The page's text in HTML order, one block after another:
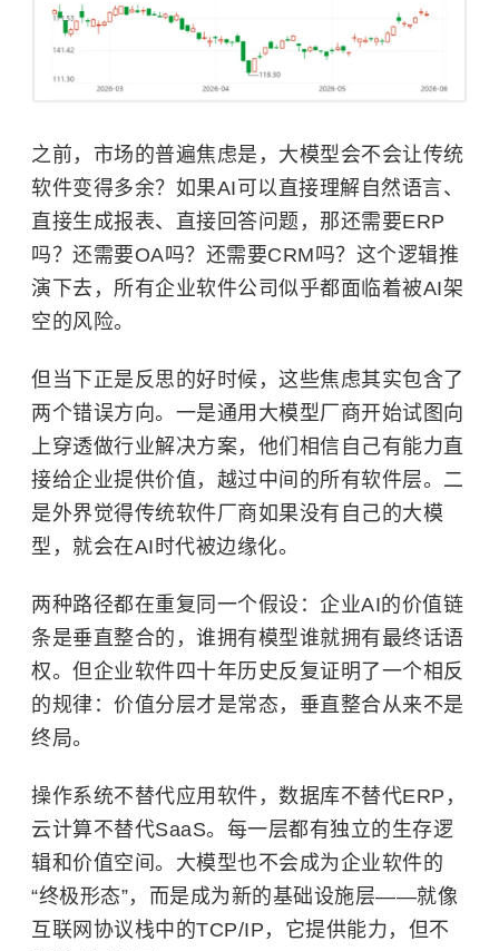
之前，市场的普遍焦虑是，大模型会不会让传统
软件变得多余？如果AI可以直接理解自然语言、
直接生成报表、直接回答问题，那还需要ERP
吗？还需要OA吗？还需要CRM吗？这个逻辑推
演下去，所有企业软件公司似乎都面临着被AI架
空的风险。
但当下正是反思的好时候，这些焦虑其实包含了
两个错误方向。一是通用大模型厂商开始试图向
上穿透做行业解决方案，他们相信自己有能力直
接给企业提供价值，越过中间的所有软件层。二
是外界觉得传统软件厂商如果没有自己的大模
型，就会在AI时代被边缘化。
两种路径都在重复同一个假设：企业AI的价值链
条是垂直整合的，谁拥有模型谁就拥有最终话语
权。但企业软件四十年历史反复证明了一个相反
的规律：价值分层才是常态，垂直整合从来不是
终局。
操作系统不替代应用软件，数据库不替代ERP，
云计算不替代SaaS。每一层都有独立的生存逻
辑和价值空间。大模型也不会成为企业软件的
“终极形态”，而是成为新的基础设施层——就像
互联网协议栈中的TCP/IP，它提供能力，但不